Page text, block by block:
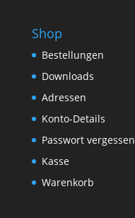
Shop
Bestellungen
Downloads
Adressen
Konto-Details
Passwort vergessen
Kasse
Warenkorb